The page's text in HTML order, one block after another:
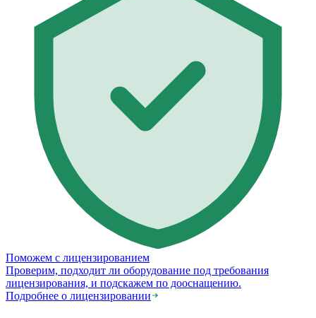
Поможем с лицензированием
Проверим, подходит ли оборудование под требования
лицензирования, и подскажем по дооснащению.
Подробнее о лицензировании